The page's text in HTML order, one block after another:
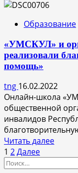
в
столе
в
Образование
«УМСКУЛ» и
реализовали
помощь»
tng 16.02.2022
Онлайн-школа
общественной
инвалидов
Читать далее
Пагинация
записей
1 2Далее
Найти: